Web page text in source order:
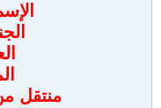
منتقل